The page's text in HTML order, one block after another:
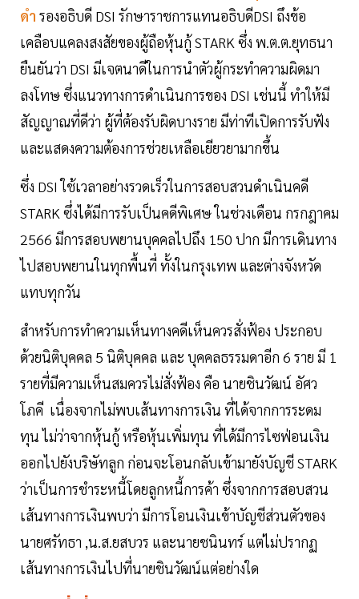
ดำ รองอธิบดี DSI รักษาราชการแทนอธิบดีDSI ถึงข้อ
เคลือบแคลงสงสัยของผู้ถือหุ้นกู้ STARK ซึ่ง พ.ต.ต.ยุทธนา
ยืนยันว่า DSI มีเจตนาดีในการนำตัวผู้กระทำความผิดมา
ลงโทษ ซึ่งแนวทางการดำเนินการของ DSI เช่นนี้ ทำให้มี
สัญญาณที่ดีว่า ผู้ที่ต้องรับผิดบางราย มีท่าทีเปิดการรับฟัง
และแสดงความต้องการช่วยเหลือเยียวยามากขึ้น
ซึ่ง DSI ใช้เวลาอย่างรวดเร็วในการสอบสวนดำเนินคดี
STARK ซึ่งได้มีการรับเป็นคดีพิเศษ ในช่วงเดือน กรกฎาคม
2566 มีการสอบพยานบุคคลไปถึง 150 ปาก มีการเดินทาง
ไปสอบพยานในทุกพื้นที่ ทั้งในกรุงเทพ และต่างจังหวัด
แทบทุกวัน
สำหรับการทำความเห็นทางคดีเห็นควรสั่งฟ้อง ประกอบ
ด้วยนิติบุคคล 5 นิติบุคคล และ บุคคลธรรมดาอีก 6 ราย มี 1
รายที่มีความเห็นสมควรไม่สั่งฟ้อง คือ นายชินวัฒน์ อัศว
โภคี เนื่องจากไม่พบเส้นทางการเงิน ที่ได้จากการระดม
ทุน ไม่ว่าจากหุ้นกู้ หรือหุ้นเพิ่มทุน ที่ได้มีการไซฟ่อนเงิน
ออกไปยังบริษัทลูก ก่อนจะโอนกลับเข้ามายังบัญชี STARK
ว่าเป็นการชำระหนี้โดยลูกหนี้การค้า ซึ่งจากการสอบสวน
เส้นทางการเงินพบว่า มีการโอนเงินเข้าบัญชีส่วนตัวของ
นายศรัทธา ,น.ส.ยสบวร และนายชนินทร์ แต่ไม่ปรากฏ
เส้นทางการเงินไปที่นายชินวัฒน์แต่อย่างใด